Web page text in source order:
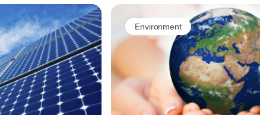
Environment